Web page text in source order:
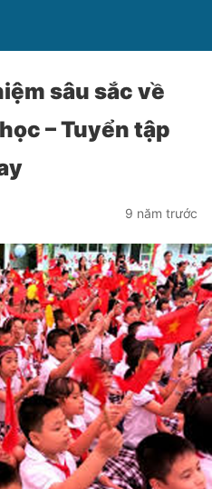
sâu sắc về
– Tuyển tập
9 năm trước